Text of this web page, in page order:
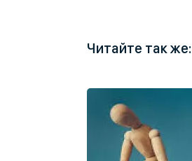
Читайте так же: